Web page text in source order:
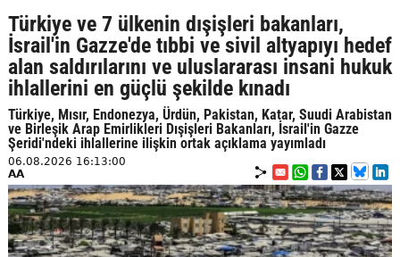
Türkiye ve 7 ülkenin dışişleri bakanları,
İsrail'in Gazze'de tıbbi ve sivil altyapıyı hedef
alan saldırılarını ve uluslararası insani hukuk
ihlallerini en güçlü şekilde kınadı
Türkiye, Mısır, Endonezya, Ürdün, Pakistan, Katar, Suudi Arabistan
ve Birleşik Arap Emirlikleri Dışişleri Bakanları, İsrail'in Gazze
Şeridi'ndeki ihlallerine ilişkin ortak açıklama yayımladı
06.08.2026 16:13:00
AA